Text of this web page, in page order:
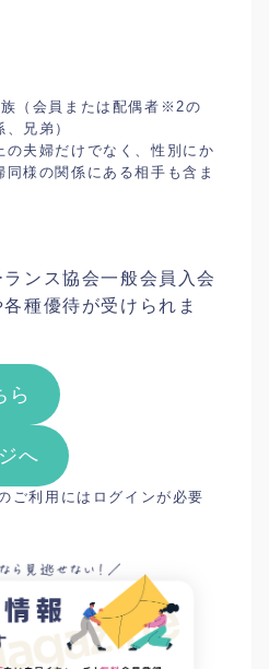
（会員または配偶者※2の
兄弟）
夫婦だけでなく、性別にか
様の関係にある相手も含ま
ンス協会一般会員入会
種優待が受けられま
ら
へ
ご利用にはログインが必要